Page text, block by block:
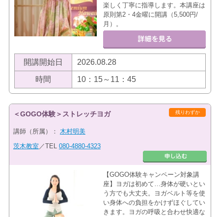
楽しく丁寧に指導します。本講座は
原則第2・4金曜に開講（5,500円/
月）。
開講開始日 2026.08.28
時間 10：15～11：45
残りわずか
＜GOGO体験＞ストレッチヨガ
講師（所属）： 木村明美
茨木教室 ／TEL 080-4880-4323
【GOGO体験キャンペーン対象講
座】ヨガは初めて…身体が硬いとい
う方でも大丈夫。ヨガベルト等を使
い身体への負担をかけずほぐしてい
きます。ヨガの呼吸と合わせ快適な